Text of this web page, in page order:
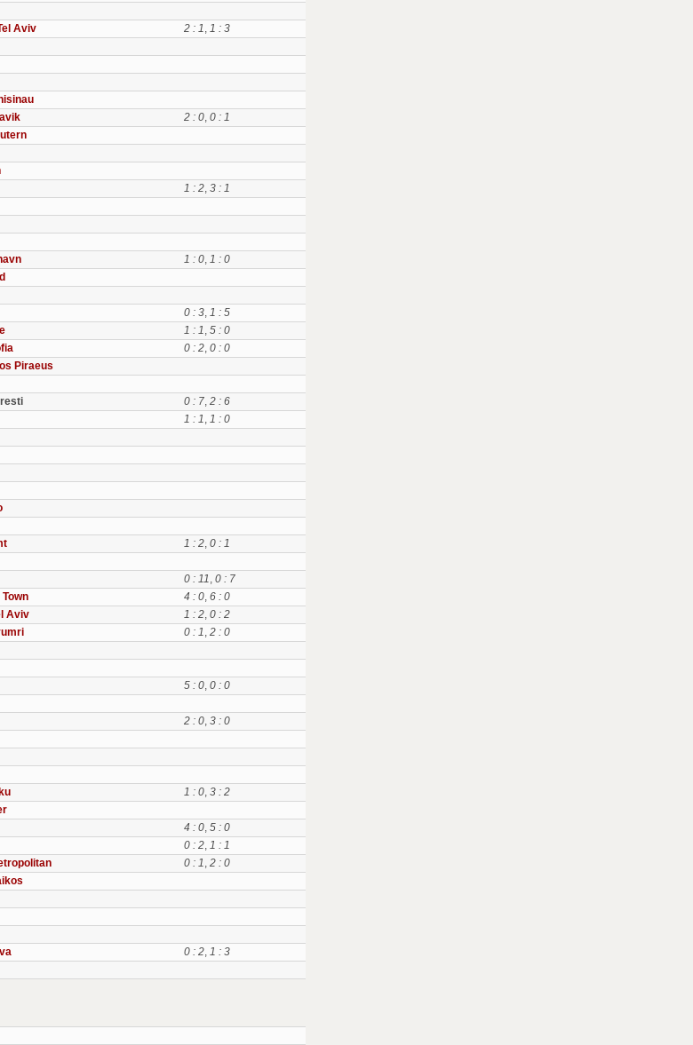
Aviv 2 : 1, 1 : 3
2 : 0, 0 : 1
1 : 2, 3 : 1
1 : 0, 1 : 0
0 : 3, 1 : 5
1 : 1, 5 : 0
0 : 2, 0 : 0
Piraeus
0 : 7, 2 : 6
1 : 1, 1 : 0
1 : 2, 0 : 1
0 : 11, 0 : 7
4 : 0, 6 : 0
Aviv 1 : 2, 0 : 2
0 : 1, 2 : 0
5 : 0, 0 : 0
2 : 0, 3 : 0
1 : 0, 3 : 2
4 : 0, 5 : 0
0 : 2, 1 : 1
0 : 1, 2 : 0
0 : 2, 1 : 3